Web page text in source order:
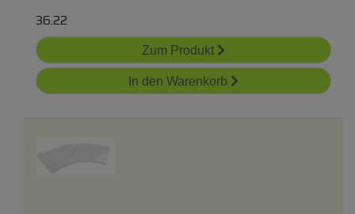
36.22
Zum Produkt
In den Warenkorb